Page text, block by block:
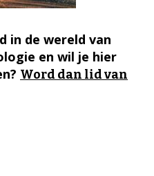
in de wereld van
en wil je hier
Word dan lid van